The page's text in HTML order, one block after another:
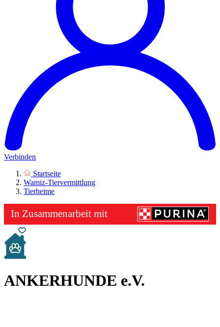
Verbinden
Startseite
Wamiz-Tiervermittlung
Tierheime
ANKERHUNDE e.V.